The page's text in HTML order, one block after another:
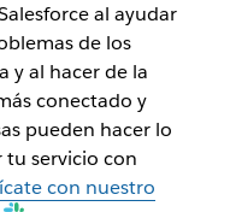
al ayudar
de los
y al hacer de la
conectado y
pueden hacer lo
tu servicio con
con nuestro